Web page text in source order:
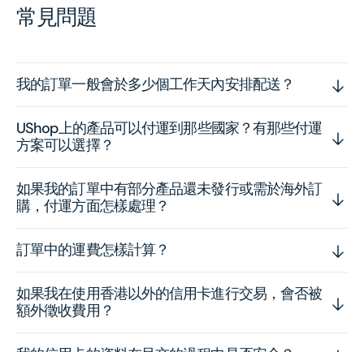
常見問題
我的訂單一般會於多少個工作天內安排配送？
UShop上的產品可以付運到那些國家？有那些付運
方案可以選擇？
如果我的訂單中有部分產品還未發行或需於海外訂
購，付運方面怎樣處理？
訂單中的運費怎樣計算？
如果我在使用香港以外的信用卡進行交易，會否被
額外徵收費用？